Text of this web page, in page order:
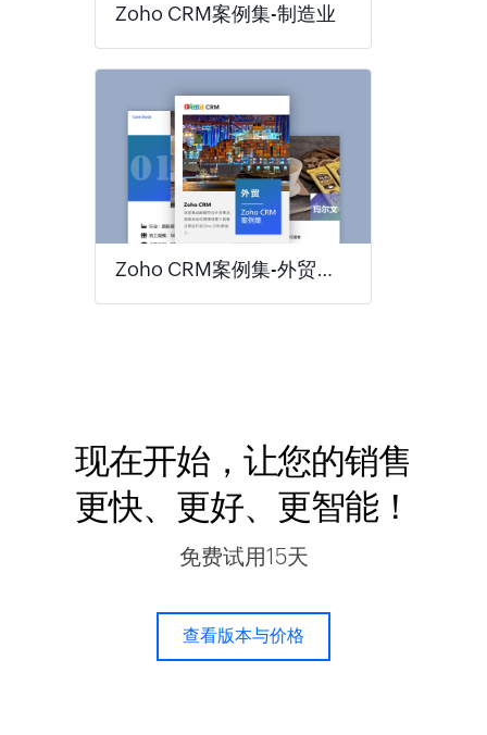
Zoho CRM案例集-制造业
Zoho CRM案例集-外贸行业
现在开始，让您的销售
更快、更好、更智能！
免费试用15天
查看版本与价格